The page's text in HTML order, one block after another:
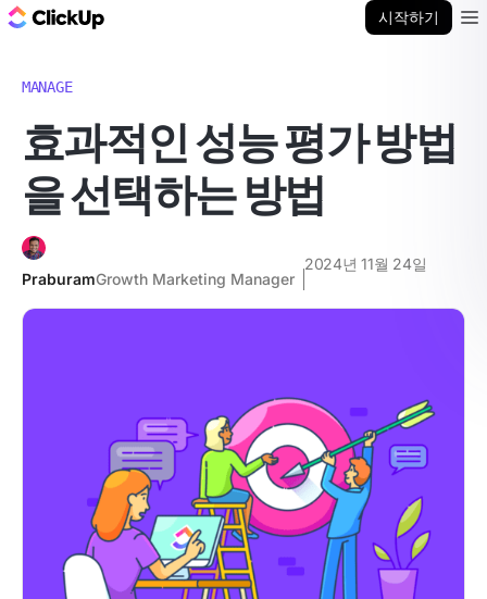
시작하기
MANAGE
효과적인 성능 평가 방법
을 선택하는 방법
PraburamGrowth Marketing Manager
2024년 11월 24일